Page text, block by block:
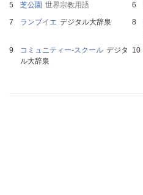
芝公園 世界宗教用語
ランブイエ デジタル大辞泉
コミュニティー‐スクール デジタ
ル大辞泉